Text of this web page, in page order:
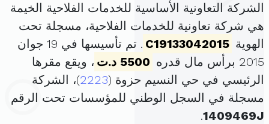
الشركة التعاونية الأساسية للخدمات الفلاحية الخيمة
هي شركة تعاونية للخدمات الفلاحية، مسجلة تحت
الهوية C19133042015
. تم تأسيسها في 19 جوان
2015 برأس مال قدره
5500 د.ت
، ويقع مقرها
الرئيسي في حي النسيم حزوة (2223)، الشركة
مسجلة في السجل الوطني للمؤسسات تحت الرقم
1409469J
.